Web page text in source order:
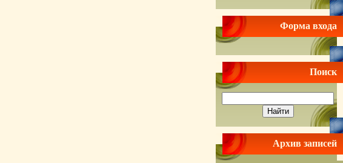
Форма входа
Поиск
Архив записей